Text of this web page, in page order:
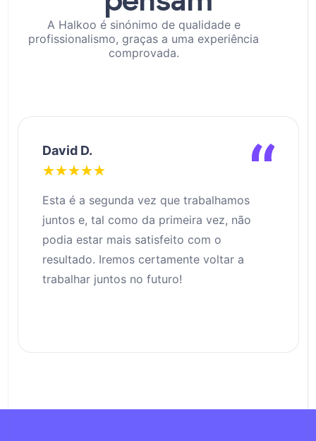
A Halkoo é sinónimo de qualidade e
profissionalismo, graças a uma experiência
comprovada.
David D.
★★★★★
Esta é a segunda vez que trabalhamos
juntos e, tal como da primeira vez, não
podia estar mais satisfeito com o
resultado. Iremos certamente voltar a
trabalhar juntos no futuro!